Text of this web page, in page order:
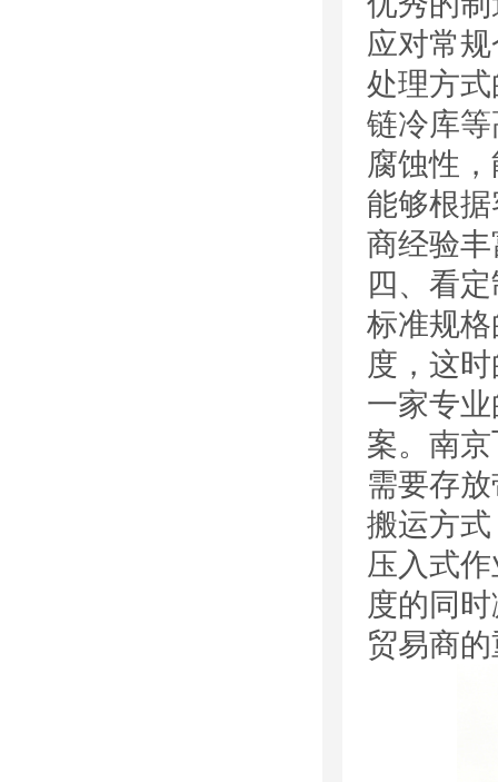
应对常
处理方
链冷库
腐蚀性
能够根
商经验
四、看
标准规
度，这
一家专
案。南
需要存
搬运方
压入式
度的同
贸易商